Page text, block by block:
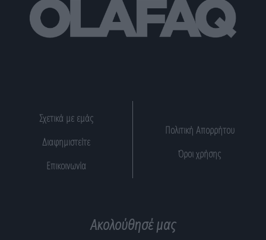
Σχετικά με εμάς
Διαφημιστείτε
Επικοινωνία
Πολιτική Απορρήτου
Όροι χρήσης
Ακολούθησέ μας